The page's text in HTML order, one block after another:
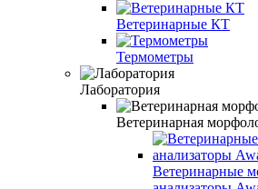
Ветеринарные КТ
Термометры
Лаборатория
Ветеринарная
Ветеринарные